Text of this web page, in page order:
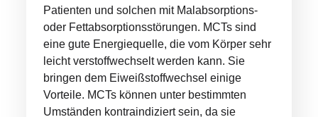
Patienten und solchen mit Malabsorptions-
oder Fettabsorptionsstörungen. MCTs sind
eine gute Energiequelle, die vom Körper sehr
leicht verstoffwechselt werden kann. Sie
bringen dem Eiweißstoffwechsel einige
Vorteile. MCTs können unter bestimmten
Umständen kontraindiziert sein, da sie